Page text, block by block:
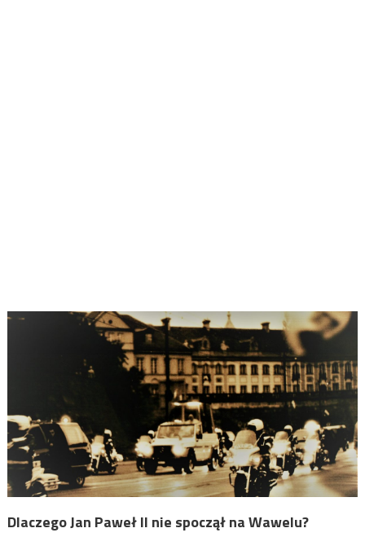
Dlaczego Jan Paweł II nie spoczął na Wawelu?